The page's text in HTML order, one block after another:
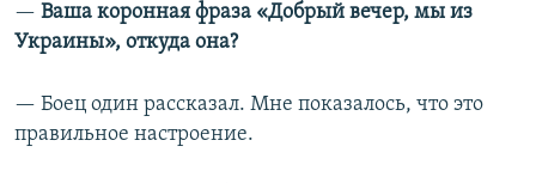
—​ Ваша коронная фраза «Добрый вечер, мы из
Украины», откуда она?
— Боец один рассказал. Мне показалось, что это
правильное настроение.